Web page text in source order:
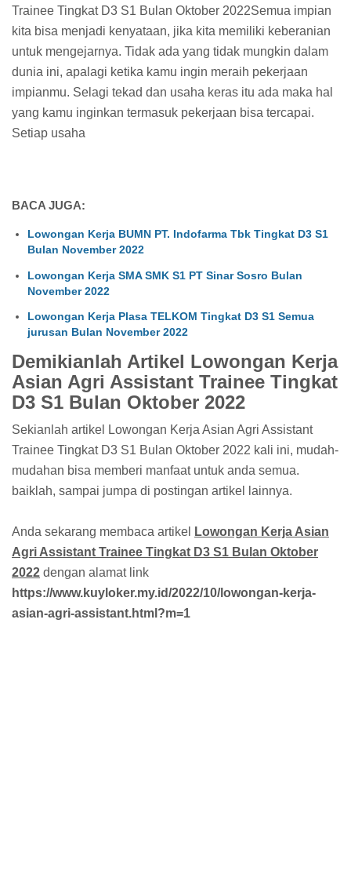
Trainee Tingkat D3 S1 Bulan Oktober 2022Semua impian
kita bisa menjadi kenyataan, jika kita memiliki keberanian
untuk mengejarnya. Tidak ada yang tidak mungkin dalam
dunia ini, apalagi ketika kamu ingin meraih pekerjaan
impianmu. Selagi tekad dan usaha keras itu ada maka hal
yang kamu inginkan termasuk pekerjaan bisa tercapai.
Setiap usaha
BACA JUGA:
Lowongan Kerja BUMN PT. Indofarma Tbk Tingkat D3 S1
Bulan November 2022
Lowongan Kerja SMA SMK S1 PT Sinar Sosro Bulan
November 2022
Lowongan Kerja Plasa TELKOM Tingkat D3 S1 Semua
jurusan Bulan November 2022
Demikianlah Artikel Lowongan Kerja
Asian Agri Assistant Trainee Tingkat
D3 S1 Bulan Oktober 2022
Sekianlah artikel Lowongan Kerja Asian Agri Assistant
Trainee Tingkat D3 S1 Bulan Oktober 2022 kali ini, mudah-
mudahan bisa memberi manfaat untuk anda semua.
baiklah, sampai jumpa di postingan artikel lainnya.
Anda sekarang membaca artikel
Lowongan Kerja Asian
Agri Assistant Trainee Tingkat D3 S1 Bulan Oktober
2022 dengan alamat link
https://www.kuyloker.my.id/2022/10/lowongan-kerja-
asian-agri-assistant.html?m=1